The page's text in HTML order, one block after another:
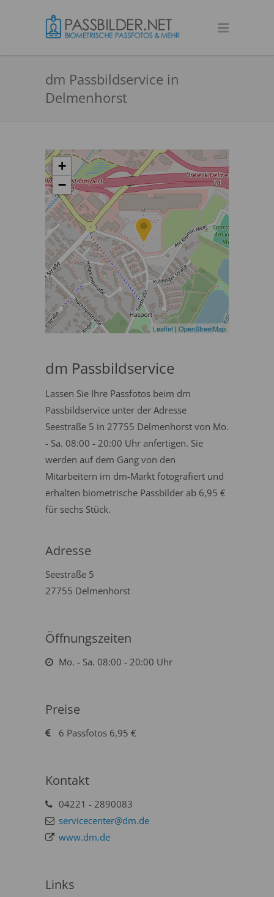
dm Passbildservice in
Delmenhorst
+
−
Leaflet | OpenStreetMap
dm Passbildservice
Lassen Sie Ihre Passfotos beim dm
Passbildservice unter der Adresse
Seestraße 5 in 27755 Delmenhorst von Mo.
- Sa. 08:00 - 20:00 Uhr anfertigen. Sie
werden auf dem Gang von den
Mitarbeitern im dm-Markt fotografiert und
erhalten biometrische Passbilder ab 6,95 €
für sechs Stück.
Adresse
Seestraße 5
27755 Delmenhorst
Öffnungszeiten
Mo. - Sa. 08:00 - 20:00 Uhr
Preise
6 Passfotos 6,95 €
Kontakt
04221 - 2890083
servicecenter@dm.de
www.dm.de
Links